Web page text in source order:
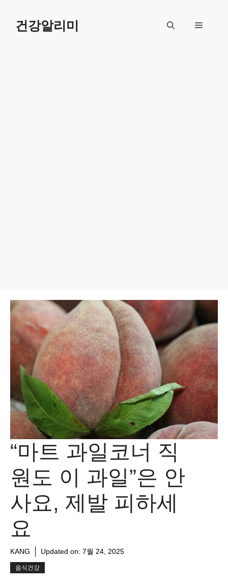
건강알리미 메
“마트 과일코너 직
원도 이 과일”은 안
사요, 제발 피하세
요
KANG Updated on: 7월 24, 2025
음식건강